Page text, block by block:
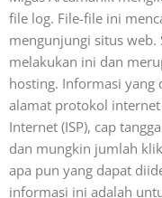
file log. File-file ini
mengunjungi situs web.
melakukan ini dan
hosting. Informasi
alamat protokol internet
Internet (ISP), cap
dan mungkin jumlah
apa pun yang dapat
informasi ini adalah